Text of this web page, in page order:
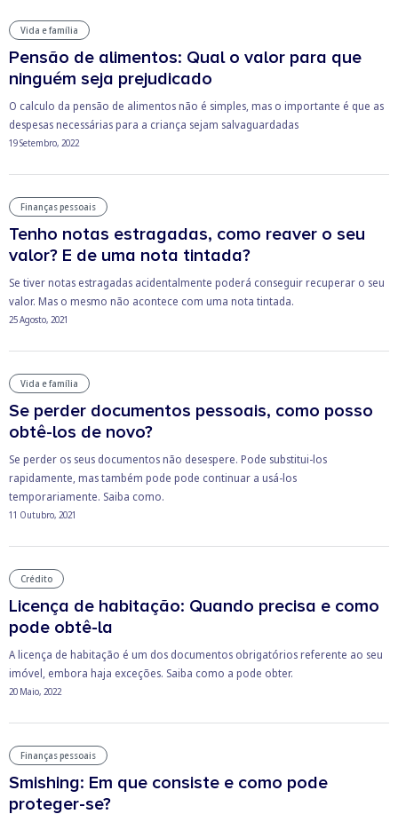
Vida e família
Pensão de alimentos: Qual o valor para que
ninguém seja prejudicado
O calculo da pensão de alimentos não é simples, mas o importante é que as
despesas necessárias para a criança sejam salvaguardadas
19 Setembro, 2022
Finanças pessoais
Tenho notas estragadas, como reaver o seu
valor? E de uma nota tintada?
Se tiver notas estragadas acidentalmente poderá conseguir recuperar o seu
valor. Mas o mesmo não acontece com uma nota tintada.
25 Agosto, 2021
Vida e família
Se perder documentos pessoais, como posso
obtê-los de novo?
Se perder os seus documentos não desespere. Pode substitui-los
rapidamente, mas também pode pode continuar a usá-los
temporariamente. Saiba como.
11 Outubro, 2021
Crédito
Licença de habitação: Quando precisa e como
pode obtê-la
A licença de habitação é um dos documentos obrigatórios referente ao seu
imóvel, embora haja exceções. Saiba como a pode obter.
20 Maio, 2022
Finanças pessoais
Smishing: Em que consiste e como pode
proteger-se?